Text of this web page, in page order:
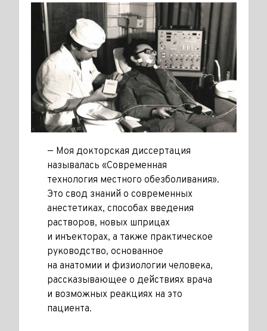
— Моя докторская диссертация
называлась «Современная
технология местного обезболивания».
Это свод знаний о современных
анестетиках, способах введения
растворов, новых шприцах
и инъекторах, а также практическое
руководство, основанное
на анатомии и физиологии человека,
рассказывающее о действиях врача
и возможных реакциях на это
пациента.